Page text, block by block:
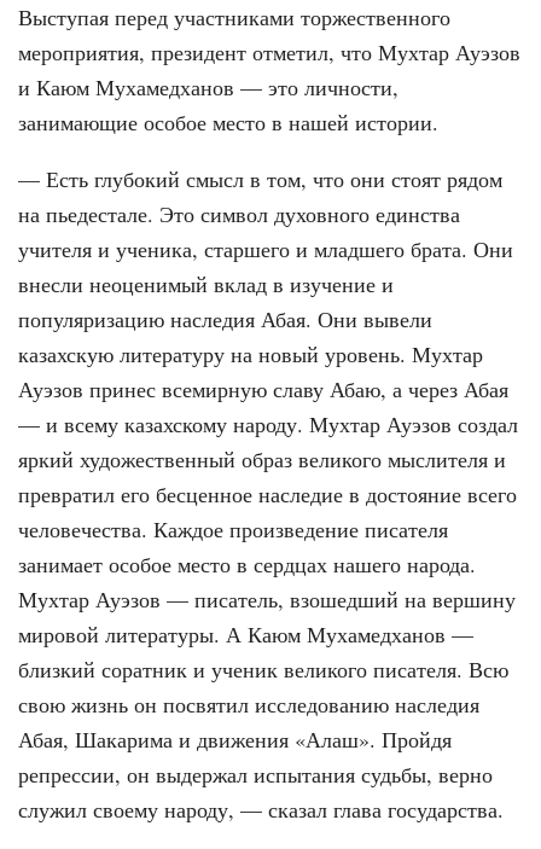
Выступая перед участниками торжественного
мероприятия, президент отметил, что Мухтар Ауэзов
и Каюм Мухамедханов — это личности,
занимающие особое место в нашей истории.
— Есть глубокий смысл в том, что они стоят рядом
на пьедестале. Это символ духовного единства
учителя и ученика, старшего и младшего брата. Они
внесли неоценимый вклад в изучение и
популяризацию наследия Абая. Они вывели
казахскую литературу на новый уровень. Мухтар
Ауэзов принес всемирную славу Абаю, а через Абая
— и всему казахскому народу. Мухтар Ауэзов создал
яркий художественный образ великого мыслителя и
превратил его бесценное наследие в достояние всего
человечества. Каждое произведение писателя
занимает особое место в сердцах нашего народа.
Мухтар Ауэзов — писатель, взошедший на вершину
мировой литературы. А Каюм Мухамедханов —
близкий соратник и ученик великого писателя. Всю
свою жизнь он посвятил исследованию наследия
Абая, Шакарима и движения «Алаш». Пройдя
репрессии, он выдержал испытания судьбы, верно
служил своему народу, — сказал глава государства.